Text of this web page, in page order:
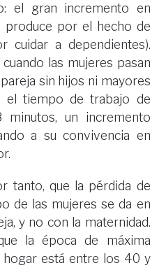
el gran incremento en
produce por el hecho de
cuidar a dependientes).
las mujeres pasan
sin hijos ni mayores
el tiempo de trabajo de
un incremento
a su convivencia en
tanto, que la pérdida de
de las mujeres se da en
y no con la maternidad.
la época de máxima
hogar está entre los 40 y